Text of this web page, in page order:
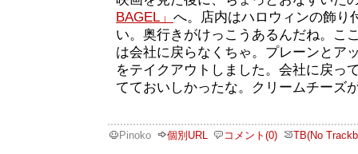
BAGEL」 へ。店内はハロウィンの飾り
い。奥行きがけっこうあるんだね。こ
は会社に戻らなくちゃ。プレーンとア
をテイクアウトしました。会社に戻っ
てておいしかったな。クリームチーズ
Pinoko 個別URL コメント(0) TB(No